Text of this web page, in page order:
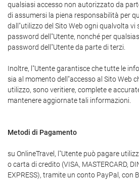
qualsiasi accesso non autorizzato da
di assumersi la piena responsabilità per
dall"utilizzo del Sito Web ogni qualvolta vi
password dell"Utente, nonché per
password dell"Utente da parte di terzi.
Inoltre, l"Utente garantisce che tutte le
sia al momento dell"accesso al Sito Web
utilizzo, sono veritiere, complete e
mantenere aggiornate tali informazioni.
Metodi di Pagamento
su OnlineTravel, l"Utente può pagare
o carta di credito (VISA, MASTERCARD,
EXPRESS), tramite un conto PayPal, con